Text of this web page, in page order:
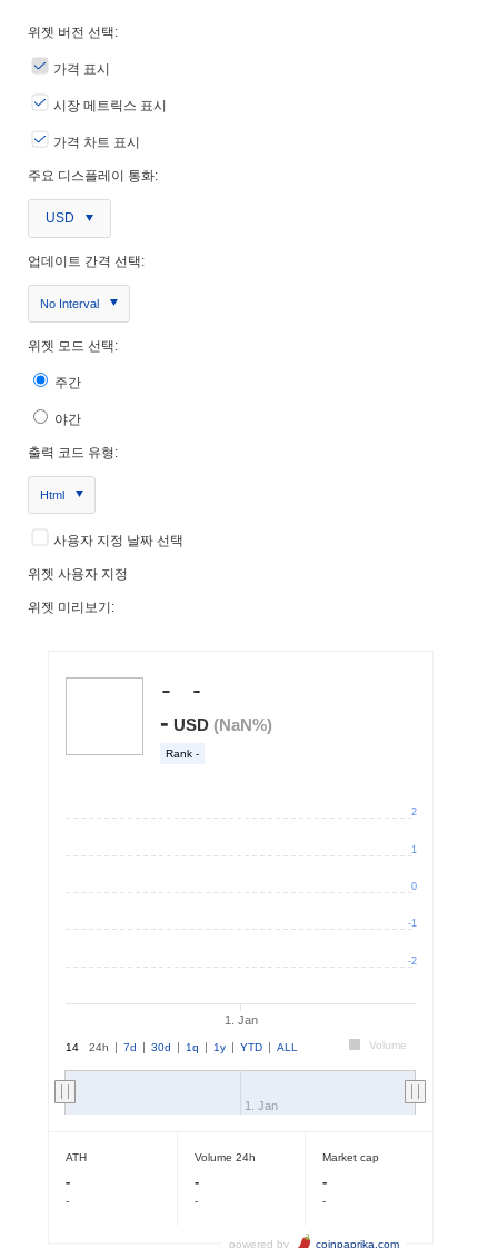
위젯 버전 선택:
가격 표시
시장 메트릭스 표시
가격 차트 표시
주요 디스플레이 통화:
USD
업데이트 간격 선택:
No Interval
위젯 모드 선택:
주간
야간
출력 코드 유형:
Html
사용자 지정 날짜 선택
위젯 사용자 지정
위젯 미리보기: